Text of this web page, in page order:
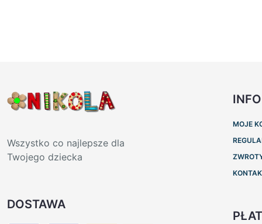
Wszystko co najlepsze dla
Twojego dziecka
DOSTAWA
MOJE